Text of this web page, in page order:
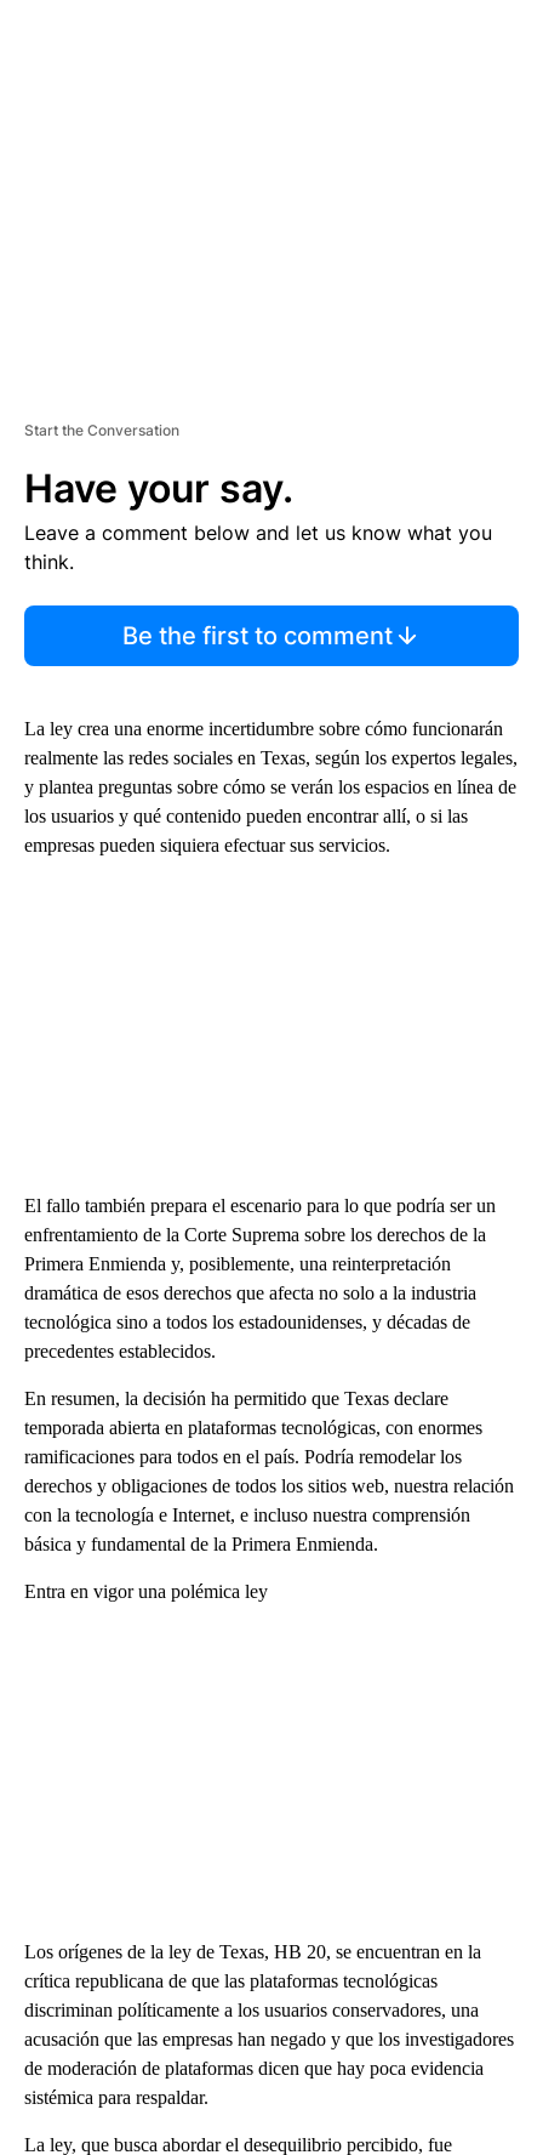
Start the Conversation
Have your say.
Leave a comment below and let us know what you
think.
Be the first to comment
La ley crea una enorme incertidumbre sobre cómo funcionarán
realmente las redes sociales en Texas, según los expertos legales,
y plantea preguntas sobre cómo se verán los espacios en línea de
los usuarios y qué contenido pueden encontrar allí, o si las
empresas pueden siquiera efectuar sus servicios.
El fallo también prepara el escenario para lo que podría ser un
enfrentamiento de la Corte Suprema sobre los derechos de la
Primera Enmienda y, posiblemente, una reinterpretación
dramática de esos derechos que afecta no solo a la industria
tecnológica sino a todos los estadounidenses, y décadas de
precedentes establecidos.
En resumen, la decisión ha permitido que Texas declare
temporada abierta en plataformas tecnológicas, con enormes
ramificaciones para todos en el país. Podría remodelar los
derechos y obligaciones de todos los sitios web, nuestra relación
con la tecnología e Internet, e incluso nuestra comprensión
básica y fundamental de la Primera Enmienda.
Entra en vigor una polémica ley
Los orígenes de la ley de Texas, HB 20, se encuentran en la
crítica republicana de que las plataformas tecnológicas
discriminan políticamente a los usuarios conservadores, una
acusación que las empresas han negado y que los investigadores
de moderación de plataformas dicen que hay poca evidencia
sistémica para respaldar.
La ley, que busca abordar el desequilibrio percibido, fue